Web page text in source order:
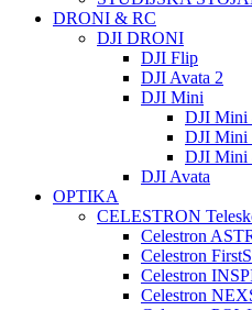
DRONI & RC
DJI DRONI
DJI Flip
DJI Avata 2
DJI Mini
DJI Mini
DJI Mini
DJI Mini
DJI Avata
OPTIKA
CELESTRON
Celestron
Celestron
Celestron
Celestron